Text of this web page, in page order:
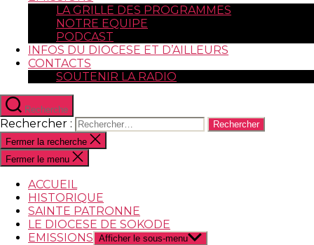
LA GRILLE DES PROGRAMMES
NOTRE EQUIPE
PODCAST
INFOS DU DIOCESE ET D’AILLEURS
CONTACTS
SOUTENIR LA RADIO
Recherche
Rechercher :
Fermer la recherche
Fermer le menu
ACCUEIL
HISTORIQUE
SAINTE PATRONNE
LE DIOCESE DE SOKODE
EMISSIONS Afficher le sous-menu